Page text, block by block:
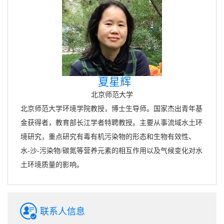
夏星辉
北京师范大学
北京师范大学环境学院教授，博士生导师。国家杰出青年基
金获得者，教育部长江学者特聘教授。主要从事流域水土环
境研究，重点研究有毒有机污染物的形态和生物有效性、
水-沙-污染物/碳氮等营养元素的相互作用以及气候变化对水
土环境质量的影响。
联系人信息